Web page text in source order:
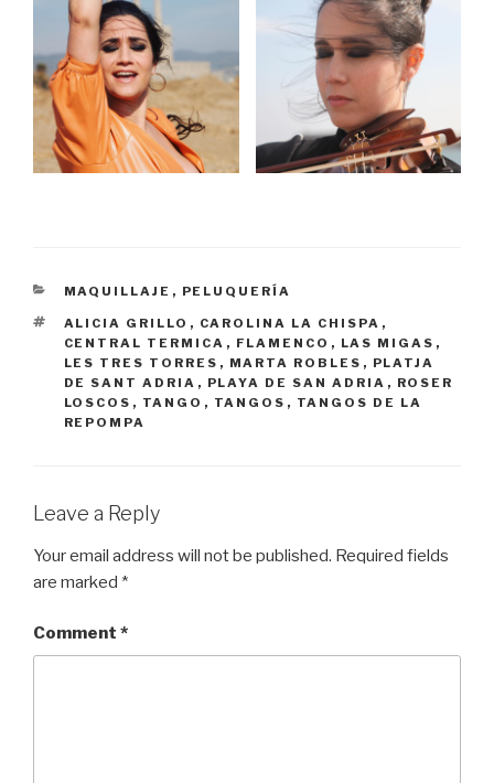
CATEGORIES
MAQUILLAJE , PELUQUERÍA
TAGS
ALICIA GRILLO , CAROLINA LA CHISPA ,
CENTRAL TERMICA , FLAMENCO , LAS MIGAS ,
LES TRES TORRES , MARTA ROBLES , PLATJA
DE SANT ADRIA , PLAYA DE SAN ADRIA , ROSER
LOSCOS , TANGO , TANGOS , TANGOS DE LA
REPOMPA
Leave a Reply
Your email address will not be published. Required fields
are marked *
Comment *